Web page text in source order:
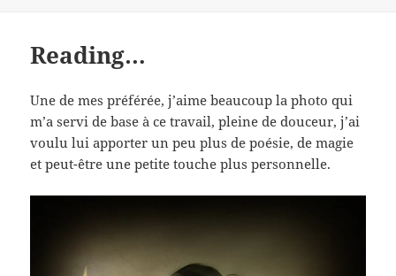
Reading…
Une de mes préférée, j’aime beaucoup la photo qui
m’a servi de base à ce travail, pleine de douceur, j’ai
voulu lui apporter un peu plus de poésie, de magie
et peut-être une petite touche plus personnelle.